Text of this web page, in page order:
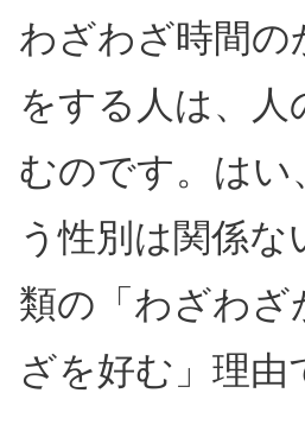
わざわざ時間の
をする人は、人
むのです。はい
う性別は関係な
類の「わざわざ
ざを好む」理由